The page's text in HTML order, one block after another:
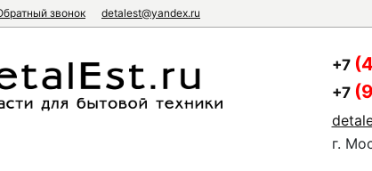
звонок detalest@yandex.ru
+7
+7
г.